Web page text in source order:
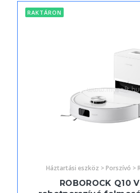
RAKTÁRON
Háztartási eszköz > Porszívó >
ROBOROCK Q10